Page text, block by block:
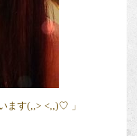
ます(,,> <,,)♡ 」